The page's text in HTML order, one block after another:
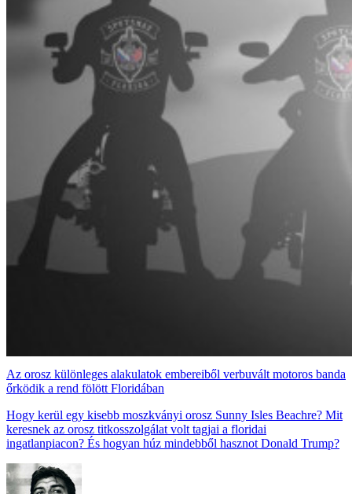
Az orosz különleges alakulatok embereiből verbuvált motoros banda
őrködik a rend fölött Floridában
Hogy kerül egy kisebb moszkványi orosz Sunny Isles Beachre? Mit
keresnek az orosz titkosszolgálat volt tagjai a floridai
ingatlanpiacon? És hogyan húz mindebből hasznot Donald Trump?